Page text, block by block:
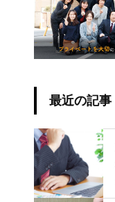
最近の記事